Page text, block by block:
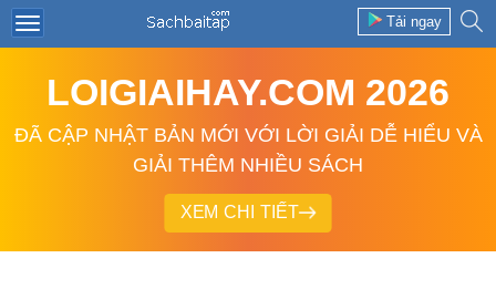
Tải ngay
LOIGIAIHAY.COM 2026
ĐÃ CẬP NHẬT BẢN MỚI VỚI LỜI GIẢI DỄ HIỂU VÀ
GIẢI THÊM NHIỀU SÁCH
XEM CHI TIẾT